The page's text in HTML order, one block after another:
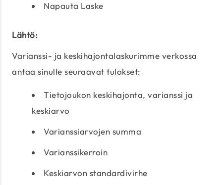
Napauta Laske
Lähtö:
Varianssi- ja keskihajontalaskurimme verkossa
antaa sinulle seuraavat tulokset:
Tietojoukon keskihajonta, varianssi ja
keskiarvo
Varianssiarvojen summa
Varianssikerroin
Keskiarvon standardivirhe